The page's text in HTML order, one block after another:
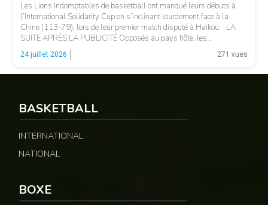
© 237lions.com
Les Lions Indomptables de basketball ont manqué leurs débuts à
l’International Solidarity Cup en s’inclinant lourdement face à la
Chine (113-79), lors de leur premier match disputé à Haikou. LA
SUITE APRÈS LA PUBLICITÉ Opposés au pays hôte, les
Camerounais ont rapidement été mis en difficulté par l’adresse
offensive et l’intensité des Chinois, qui […]
24 juillet 2026 271 vues
BASKETBALL
INTERNATIONAL
NATIONAL
BOXE